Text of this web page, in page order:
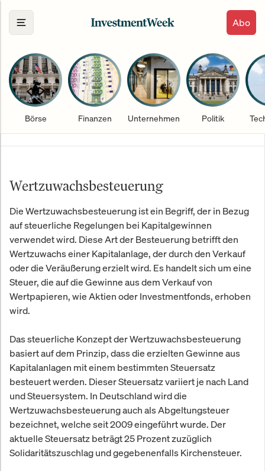
Abo
Börse Finanzen Unternehmen Politik
Wertzuwachsbesteuerung
Die Wertzuwachsbesteuerung ist ein Begriff, der in Bezug
auf steuerliche Regelungen bei Kapitalgewinnen
verwendet wird. Diese Art der Besteuerung betrifft den
Wertzuwachs einer Kapitalanlage, der durch den Verkauf
oder die Veräußerung erzielt wird. Es handelt sich um eine
Steuer, die auf die Gewinne aus dem Verkauf von
Wertpapieren, wie Aktien oder Investmentfonds, erhoben
wird.
Das steuerliche Konzept der Wertzuwachsbesteuerung
basiert auf dem Prinzip, dass die erzielten Gewinne aus
Kapitalanlagen mit einem bestimmten Steuersatz
besteuert werden. Dieser Steuersatz variiert je nach Land
und Steuersystem. In Deutschland wird die
Wertzuwachsbesteuerung auch als Abgeltungsteuer
bezeichnet, welche seit 2009 eingeführt wurde. Der
aktuelle Steuersatz beträgt 25 Prozent zuzüglich
Solidaritätszuschlag und gegebenenfalls Kirchensteuer.